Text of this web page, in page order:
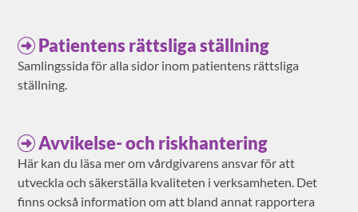
Patientens rättsliga ställning
Samlingssida för alla sidor inom patientens rättsliga
ställning.
Avvikelse- och riskhantering
Här kan du läsa mer om vårdgivarens ansvar för att
utveckla och säkerställa kvaliteten i verksamheten. Det
finns också information om att bland annat rapportera